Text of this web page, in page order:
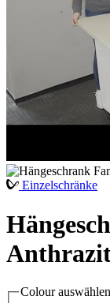
Einzelschränke
Colourauswählen